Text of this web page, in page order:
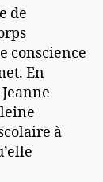
de
conscience
En
à